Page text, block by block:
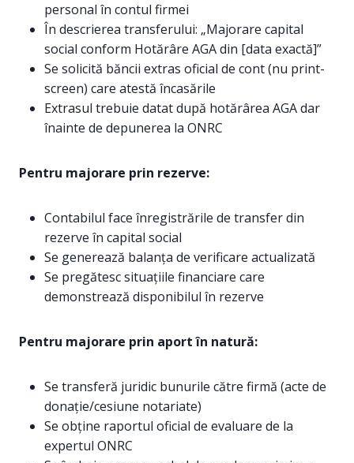
personal în contul firmei
În descrierea transferului: „Majorare capital
social conform Hotărâre AGA din [data exactă]”
Se solicită băncii extras oficial de cont (nu print-
screen) care atestă încasările
Extrasul trebuie datat după hotărârea AGA dar
înainte de depunerea la ONRC
Pentru majorare prin rezerve:
Contabilul face înregistrările de transfer din
rezerve în capital social
Se generează balanța de verificare actualizată
Se pregătesc situațiile financiare care
demonstrează disponibilul în rezerve
Pentru majorare prin aport în natură:
Se transferă juridic bunurile către firmă (acte de
donație/cesiune notariate)
Se obține raportul oficial de evaluare de la
expertul ONRC